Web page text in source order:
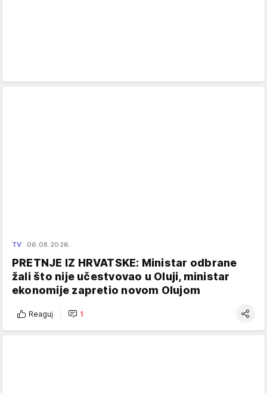
TV 06.08.2026.
PRETNJE IZ HRVATSKE: Ministar odbrane
žali što nije učestvovao u Oluji, ministar
ekonomije zapretio novom Olujom
Reaguj 1